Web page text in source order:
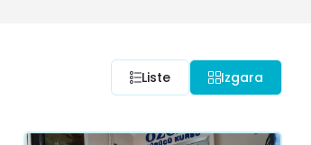
Liste Izgara